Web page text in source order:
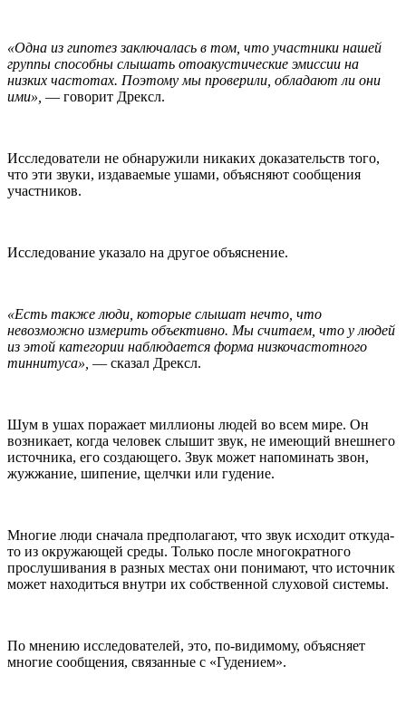
«Одна из гипотез заключалась в том, что участники нашей
группы способны слышать отоакустические эмиссии на
низких частотах. Поэтому мы проверили, обладают ли они
ими», — говорит Дрексл.
Исследователи не обнаружили никаких доказательств того,
что эти звуки, издаваемые ушами, объясняют сообщения
участников.
Исследование указало на другое объяснение.
«Есть также люди, которые слышат нечто, что
невозможно измерить объективно. Мы считаем, что у людей
из этой категории наблюдается форма низкочастотного
тиннитуса», — сказал Дрексл.
Шум в ушах поражает миллионы людей во всем мире. Он
возникает, когда человек слышит звук, не имеющий внешнего
источника, его создающего. Звук может напоминать звон,
жужжание, шипение, щелчки или гудение.
Многие люди сначала предполагают, что звук исходит откуда-
то из окружающей среды. Только после многократного
прослушивания в разных местах они понимают, что источник
может находиться внутри их собственной слуховой системы.
По мнению исследователей, это, по-видимому, объясняет
многие сообщения, связанные с «Гудением».